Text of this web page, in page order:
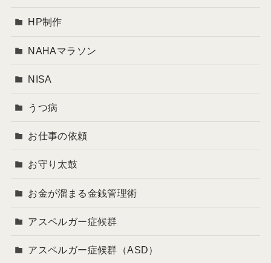
HP制作
NAHAマラソン
NISA
うつ病
お仕事の依頼
お守り太鼓
お金が溜まる金銭管理術
アスペルガー症候群
アスペルガー症候群（ASD）